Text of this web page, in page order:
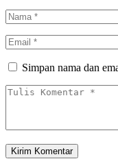
Simpan nama dan